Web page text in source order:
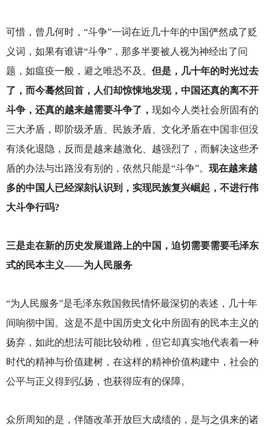
可惜，曾几何时，“斗争”一词在近几十年的中国俨然成了贬
义词，如果有谁讲“斗争”，那多半要被人视为神经出了问
题，如瘟疫一般，避之唯恐不及。 但是，几十年的时光过去
了，而今蓦然回首，人们却惊悚地发现，中国还真的离不开
斗争，还真的越来越需要斗争了， 现如今人类社会所固有的
三大矛盾，即阶级矛盾、民族矛盾、文化矛盾在中国非但没
有淡化退隐，反而是越来越激化、越强烈了，而解决这些矛
盾的办法与出路没有别的，依然只能是“斗争”。 现在越来越
多的中国人已经深刻认识到，实现民族复兴崛起，不进行伟
大斗争行吗?
三是走在新的历史发展道路上的中国，迫切需要需要毛泽东
式的民本主义——为人民服务
“为人民服务”是毛泽东救国救民情怀最深切的表述，几十年
间响彻中国。这是不是中国历史文化中所固有的民本主义的
扬弃，如此的想法可能比较幼稚，但它却真实地代表着一种
时代的精神与价值建树，在这样的精神价值构建中，社会的
公平与正义得到弘扬，也获得应有的保障。
众所周知的是，伴随改革开放巨大成绩的，是与之俱来的诸